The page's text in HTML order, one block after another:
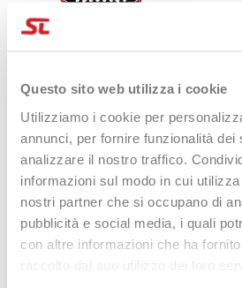
Questo sito web utilizza i cookie
Utilizziamo i cookie per
annunci, per fornire funzionalità dei
analizzare il nostro traffico.
informazioni sul modo in cui
nostri partner che si occupano di
pubblicità e social media, i quali
con altre informazioni che ha
Heroe's Padel Azteca 2025
325,00 €
180,00 €
EXTRA 10% ON
CHECKOUT